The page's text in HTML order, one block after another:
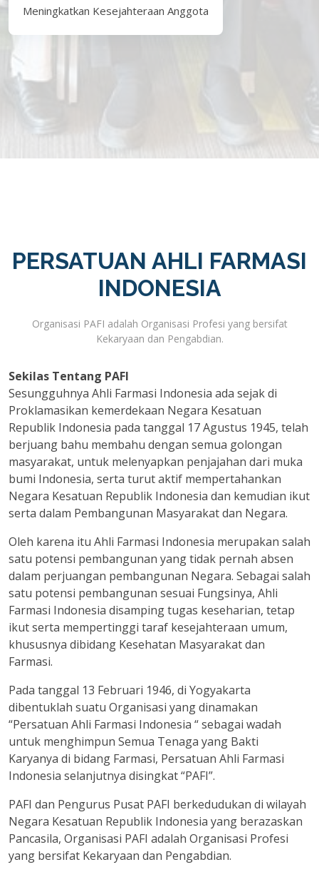
Meningkatkan Kesejahteraan Anggota
PERSATUAN AHLI FARMASI
INDONESIA
Organisasi PAFI adalah Organisasi Profesi yang bersifat
Kekaryaan dan Pengabdian.
Sekilas Tentang PAFI
Sesungguhnya Ahli Farmasi Indonesia ada sejak di
Proklamasikan kemerdekaan Negara Kesatuan
Republik Indonesia pada tanggal 17 Agustus 1945, telah
berjuang bahu membahu dengan semua golongan
masyarakat, untuk melenyapkan penjajahan dari muka
bumi Indonesia, serta turut aktif mempertahankan
Negara Kesatuan Republik Indonesia dan kemudian ikut
serta dalam Pembangunan Masyarakat dan Negara.
Oleh karena itu Ahli Farmasi Indonesia merupakan salah
satu potensi pembangunan yang tidak pernah absen
dalam perjuangan pembangunan Negara. Sebagai salah
satu potensi pembangunan sesuai Fungsinya, Ahli
Farmasi Indonesia disamping tugas keseharian, tetap
ikut serta mempertinggi taraf kesejahteraan umum,
khususnya dibidang Kesehatan Masyarakat dan
Farmasi.
Pada tanggal 13 Februari 1946, di Yogyakarta
dibentuklah suatu Organisasi yang dinamakan
“Persatuan Ahli Farmasi Indonesia “ sebagai wadah
untuk menghimpun Semua Tenaga yang Bakti
Karyanya di bidang Farmasi, Persatuan Ahli Farmasi
Indonesia selanjutnya disingkat “PAFI”.
PAFI dan Pengurus Pusat PAFI berkedudukan di wilayah
Negara Kesatuan Republik Indonesia yang berazaskan
Pancasila, Organisasi PAFI adalah Organisasi Profesi
yang bersifat Kekaryaan dan Pengabdian.